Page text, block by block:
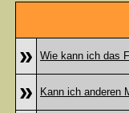
»
Wie kann ich das
» Kann ich anderen